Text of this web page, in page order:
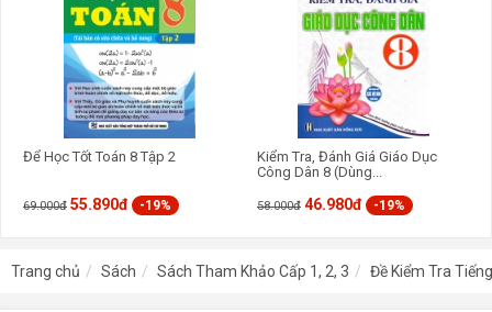
ôn tập và rèn luyện các kĩ năng tiếng Anh, qua đó nắm vững cách
giải các đề để làm tốt tất cả các bài kiểm tra đánh giá giữa kì và
cuối kì.
Quý thầy cô và phụ huynh có thể sử dụng các để trong cuốn sách
này để giúp các em học tập và nâng cao trình độ tiếng Anh.
Trong quá trình biên soạn, mặc dù các tác giả rất cố gắng, song
khó tránh khỏi sơ suất. Chúng tôi rất mong nhận được những ý
kiến đóng góp của quý độc giả để cuốn sách được hoàn thiện hơn.
Để Học Tốt Toán 8 Tập 2
69.000đ 55.890đ -19%
Kiểm Tra, Đánh Giá Giáo Dục
Công Dân 8 (Dùng...
58.000đ 46.980đ -19%
Trang chủ Sách Sách Tham Khảo Cấp 1, 2, 3 Đề Kiểm Tra